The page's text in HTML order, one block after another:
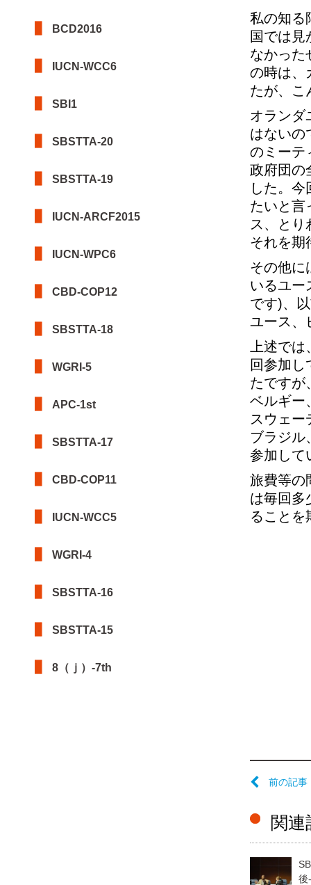
BCD2016
IUCN-WCC6
SBI1
SBSTTA-20
SBSTTA-19
IUCN-ARCF2015
IUCN-WPC6
CBD-COP12
SBSTTA-18
WGRI-5
APC-1st
SBSTTA-17
CBD-COP11
IUCN-WCC5
WGRI-4
SBSTTA-16
SBSTTA-15
8（ｊ）-7th
私の知る
国では
なかった
の時は、
たが、こ
オランダ
はないの
のミーテ
政府団の
した。
たいと言
ス、とり
それを期
その他に
いるユー
です)、
ユース、
上述で
回参加
たですが
ベルギー
スウェ
ブラジル
参加して
旅費等の
は毎回多
ることを
前の記事
関連
後-